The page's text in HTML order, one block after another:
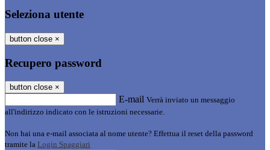
Seleziona utente
button close ×
Recupero password
button close ×
E-mail Verrà inviato un messaggio
all'indirizzo indicato con le istruzioni necessarie.
Non hai una e-mail associata al nome utente? Effettua il reset della password
tramite la Login Spaggiari